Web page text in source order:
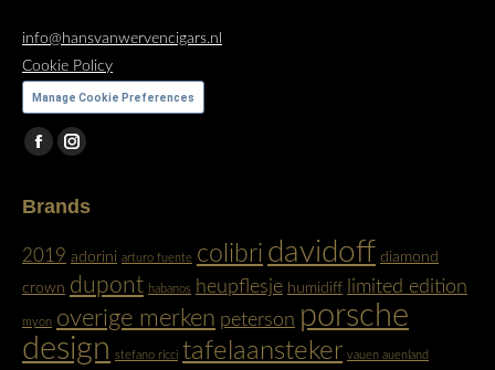
info@hansvanwervencigars.nl
Cookie Policy
Manage Cookie Preferences
Vind ons op:
Facebook
opens
new
window
Instagram
opens
new
window
Brands
2019 adorini arturo fuente colibri davidoff diamond
crown dupont habanos heupflesje humidiff limited edition
myon overige merken peterson porsche
design stefano ricci tafelaansteker vauen auenland